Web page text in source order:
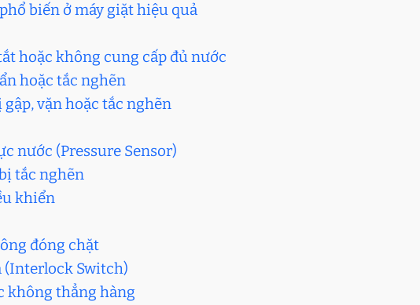
biến ở máy giặt hiệu quả
hoặc không cung cấp đủ nước
hoặc tắc nghẽn
gập, vặn hoặc tắc nghẽn
nước (Pressure Sensor)
tắc nghẽn
khiển
đóng chặt
(Interlock Switch)
không thẳng hàng